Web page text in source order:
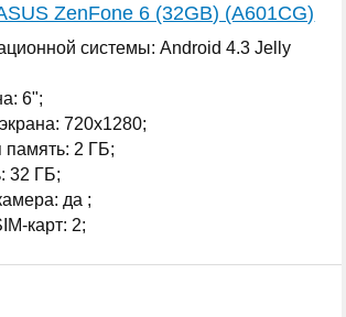
ZenFone 6 (32GB) (A601CG)
системы: Android 4.3 Jelly
6";
720x1280;
память: 2 ГБ;
32 ГБ;
да ;
карт: 2;